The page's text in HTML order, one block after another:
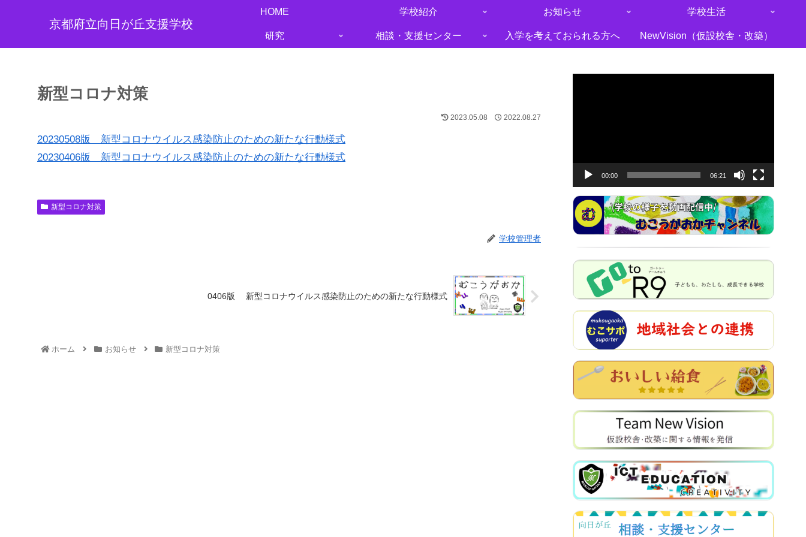
京都府立向日が丘支援学校
HOME 学校紹介 お知らせ 学校生活
研究 相談・支援センター 入学を考えておられる方へ NewVision（仮設校舎・改築）
新型コロナ対策
2023.05.08 2022.08.27
20230508版 新型コロナウイルス感染防止のための新たな行動様式
20230406版 新型コロナウイルス感染防止のための新たな行動様式
新型コロナ対策
学校管理者
0406版 新型コロナウイルス感染防止のための新たな行動様式
ホーム お知らせ 新型コロナ対策
ー
00:00 06:21